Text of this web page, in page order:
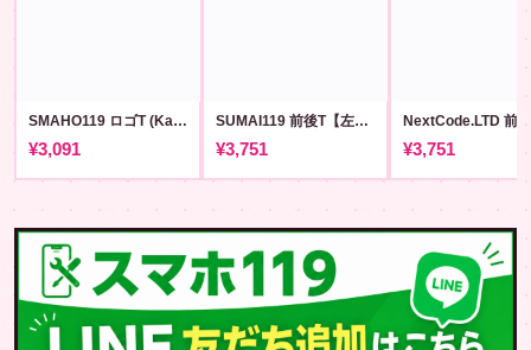
SMAHO119 ロゴT (Karrimor風)
¥3,091
SUMAI119 前後T【左胸ロゴ版】#143
¥3,751 ¥3,751